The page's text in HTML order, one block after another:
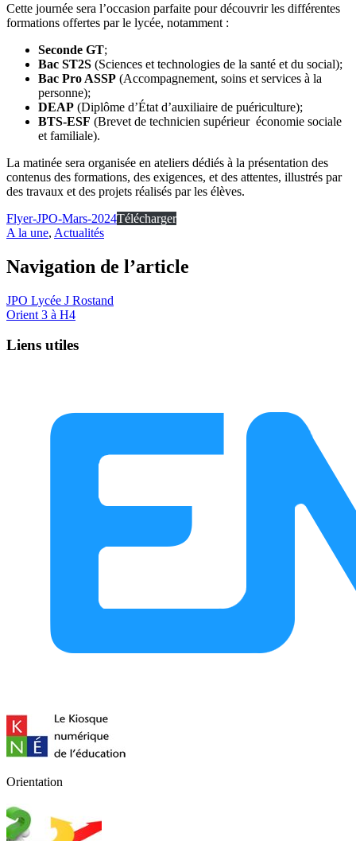
Cette journée sera l’occasion parfaite pour découvrir les différentes
formations offertes par le lycée, notamment :
Seconde GT;
Bac ST2S (Sciences et technologies de la santé et du social);
Bac Pro ASSP (Accompagnement, soins et services à la
personne);
DEAP (Diplôme d’État d’auxiliaire de puériculture);
BTS-ESF (Brevet de technicien supérieur économie sociale
et familiale).
La matinée sera organisée en ateliers dédiés à la présentation des
contenus des formations, des exigences, et des attentes, illustrés par
des travaux et des projets réalisés par les élèves.
Flyer-JPO-Mars-2024Télécharger
A la une, Actualités
Navigation de l’article
JPO Lycée J Rostand
Orient 3 à H4
Liens utiles
Orientation